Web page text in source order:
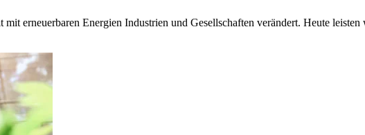
erneuerbaren Energien Industrien und Gesellschaften verändert. Heute